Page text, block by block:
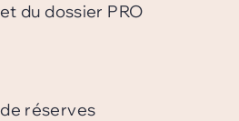
du dossier PRO
réserves